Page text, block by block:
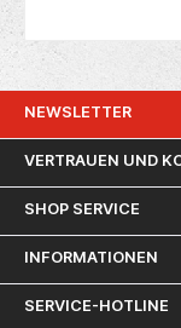
NEWSLETTER
VERTRAUEN UND
SHOP SERVICE
INFORMATIONEN
SERVICE-HOTLINE